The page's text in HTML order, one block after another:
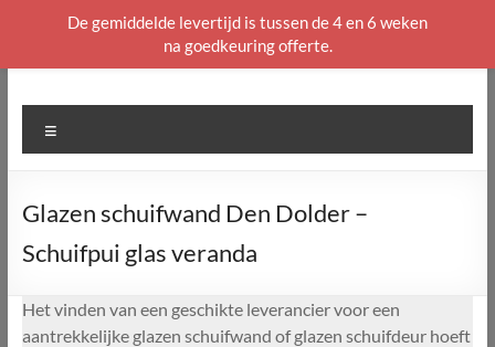
naar
Glazen schuifwand Den Dolder –
Schuifpui glas veranda
Het vinden van een geschikte leverancier voor een
aantrekkelijke glazen schuifwand of glazen schuifdeur hoeft
De gemiddelde levertijd is tussen de 4 en 6 weken
na goedkeuring offerte.